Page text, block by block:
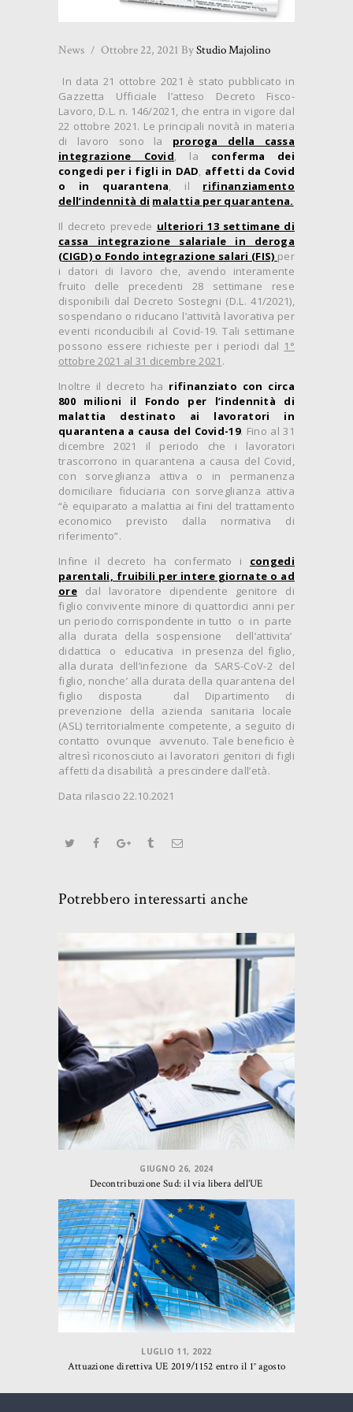
News Ottobre 22, 2021 ByStudio Majolino
In data 21 ottobre 2021 è stato pubblicato in
Gazzetta Ufficiale l’atteso Decreto Fisco-
Lavoro, D.L. n. 146/2021, che entra in vigore dal
22 ottobre 2021. Le principali novità in materia
di lavoro sono la proroga della cassa
integrazione Covid, la conferma dei
congedi per i figli in DAD, affetti da Covid
o in quarantena, il rifinanziamento
dell’indennità di malattia per quarantena.
Il decreto prevede ulteriori 13 settimane di
cassa integrazione salariale in deroga
(CIGD) o Fondo integrazione salari (FIS) per
i datori di lavoro che, avendo interamente
fruito delle precedenti 28 settimane rese
disponibili dal Decreto Sostegni (D.L. 41/2021),
sospendano o riducano l’attività lavorativa per
eventi riconducibili al Covid-19. Tali settimane
possono essere richieste per i periodi dal 1°
ottobre 2021 al 31 dicembre 2021 .
Inoltre il decreto ha rifinanziato con circa
800 milioni il Fondo per l’indennità di
malattia destinato ai lavoratori in
quarantena a causa del Covid-19. Fino al 31
dicembre 2021 il periodo che i lavoratori
trascorrono in quarantena a causa del Covid,
con sorveglianza attiva o in permanenza
domiciliare fiduciaria con sorveglianza attiva
“è equiparato a malattia ai fini del trattamento
economico previsto dalla normativa di
riferimento”.
Infine il decreto ha confermato i congedi
parentali, fruibili per intere giornate o ad
oredal lavoratore dipendente genitore di
figlio convivente minore di quattordici anni per
un periodo corrispondente in tutto o in parte
alla durata della sospensione dell’attivita’
didattica o educativa in presenza del figlio,
alla durata dell’infezione da SARS-CoV-2 del
figlio, nonche’ alla durata della quarantena del
figlio disposta dal Dipartimento di
prevenzione della azienda sanitaria locale
(ASL) territorialmente competente, a seguito di
contatto ovunque avvenuto. Tale beneficio è
altresì riconosciuto ai lavoratori genitori di figli
affetti da disabilità a prescindere dall’età.
Data rilascio 22.10.2021
Potrebbero interessarti anche
GIUGNO 26, 2024
Decontribuzione Sud: il via libera dell’UE
LUGLIO 11, 2022
Attuazione direttiva UE 2019/1152 entro il 1° agosto